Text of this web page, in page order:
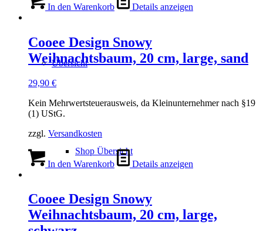
Übersicht
Shop Übersicht
In den Warenkorb Details anzeigen
Cooee Design Snowy
Weihnachtsbaum, 20 cm, large, sand
29,90 €
Kein Mehrwertsteuerausweis, da Kleinunternehmer nach §19
(1) UStG.
zzgl. Versandkosten
In den Warenkorb Details anzeigen
Cooee Design Snowy
Weihnachtsbaum, 20 cm, large,